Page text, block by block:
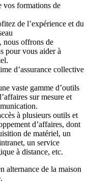
vos formations de
de l’expérience et du
nous offrons de
pour vous aider à
d’assurance collective
vaste gamme d’outils
sur mesure et
à plusieurs outils et
d’affaires, dont
de matériel, un
un service
à distance, etc.
alternance de la maison